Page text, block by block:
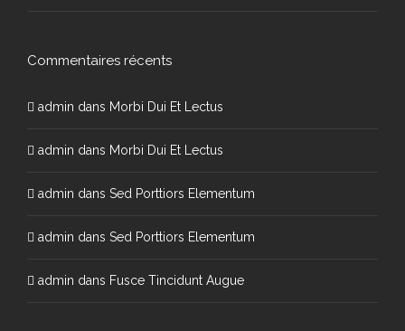
Commentaires récents
admin dans Morbi Dui Et Lectus
admin dans Morbi Dui Et Lectus
admin dans Sed Porttiors Elementum
admin dans Sed Porttiors Elementum
admin dans Fusce Tincidunt Augue